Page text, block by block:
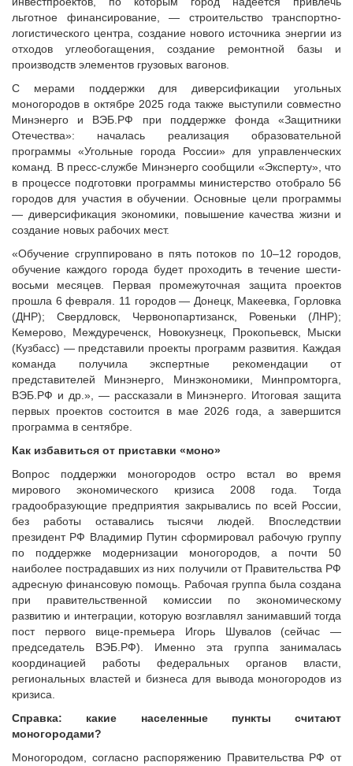
льготное финансирование, — строительство транспортно-
логистического центра, создание нового источника энергии из
отходов углеобогащения, создание ремонтной базы и
производств элементов грузовых вагонов.
С мерами поддержки для диверсификации угольных
моногородов в октябре 2025 года также выступили совместно
Минэнерго и ВЭБ.РФ при поддержке фонда «Защитники
Отечества»: началась реализация образовательной
программы «Угольные города России» для управленческих
команд. В пресс-службе Минэнерго сообщили «Эксперту», что
в процессе подготовки программы министерство отобрало 56
городов для участия в обучении. Основные цели программы
— диверсификация экономики, повышение качества жизни и
создание новых рабочих мест.
«Обучение сгруппировано в пять потоков по 10–12 городов,
обучение каждого города будет проходить в течение шести-
восьми месяцев. Первая промежуточная защита проектов
прошла 6 февраля. 11 городов — Донецк, Макеевка, Горловка
(ДНР); Свердловск, Червонопартизанск, Ровеньки (ЛНР);
Кемерово, Междуреченск, Новокузнецк, Прокопьевск, Мыски
(Кузбасс) — представили проекты программ развития. Каждая
команда получила экспертные рекомендации от
представителей Минэнерго, Минэкономики, Минпромторга,
ВЭБ.РФ и др.», — рассказали в Минэнерго. Итоговая защита
первых проектов состоится в мае 2026 года, а завершится
программа в сентябре.
Как избавиться от приставки «моно»
Вопрос поддержки моногородов остро встал во время
мирового экономического кризиса 2008 года. Тогда
градообразующие предприятия закрывались по всей России,
без работы оставались тысячи людей. Впоследствии
президент РФ Владимир Путин сформировал рабочую группу
по поддержке модернизации моногородов, а почти 50
наиболее пострадавших из них получили от Правительства РФ
адресную финансовую помощь. Рабочая группа была создана
при правительственной комиссии по экономическому
развитию и интеграции, которую возглавлял занимавший тогда
пост первого вице-премьера Игорь Шувалов (сейчас —
председатель ВЭБ.РФ). Именно эта группа занималась
координацией работы федеральных органов власти,
региональных властей и бизнеса для вывода моногородов из
кризиса.
Справка: какие населенные пункты считают
моногородами?
Моногородом, согласно распоряжению Правительства РФ от